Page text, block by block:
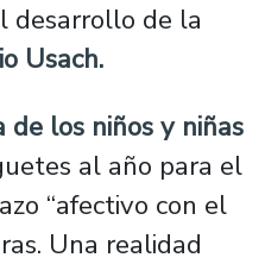
desarrollo de la
Usach.
los niños y niñas
al año para el
“afectivo con el
Una realidad